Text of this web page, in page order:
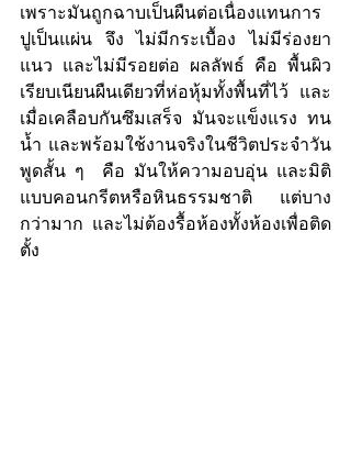
เพราะมันถูกฉาบเป็นผืนต่อเนื่องแทนการ
ปูเป็นแผ่น จึง ไม่มีกระเบื้อง ไม่มีร่องยา
แนว และไม่มีรอยต่อ ผลลัพธ์ คือ พื้นผิว
เรียบเนียนผืนเดียวที่ห่อหุ้มทั้งพื้นที่ไว้ และ
เมื่อเคลือบกันซึมเสร็จ มันจะแข็งแรง ทน
น้ำ และพร้อมใช้งานจริงในชีวิตประจำวัน
พูดสั้น ๆ  คือ มันให้ความอบอุ่น และมิติ
แบบคอนกรีตหรือหินธรรมชาติ แต่บาง
กว่ามาก และไม่ต้องรื้อห้องทั้งห้องเพื่อติด
ตั้ง